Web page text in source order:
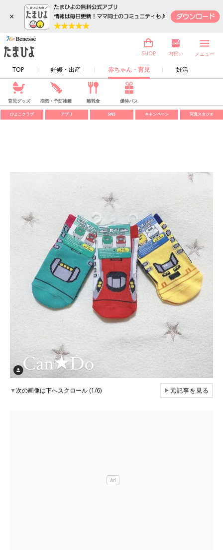
×
TOP 妊娠・出産 赤ちゃん・育児 妊活
SHOP 内祝い メニュー
育児グッズ 病気・予防接種 離乳食 優待パス
ひよこクラブ アプリ SNS キャンペーン 写真スタジオ
▼次の画像は下へスクロール (1/6) ▶元記事を見る